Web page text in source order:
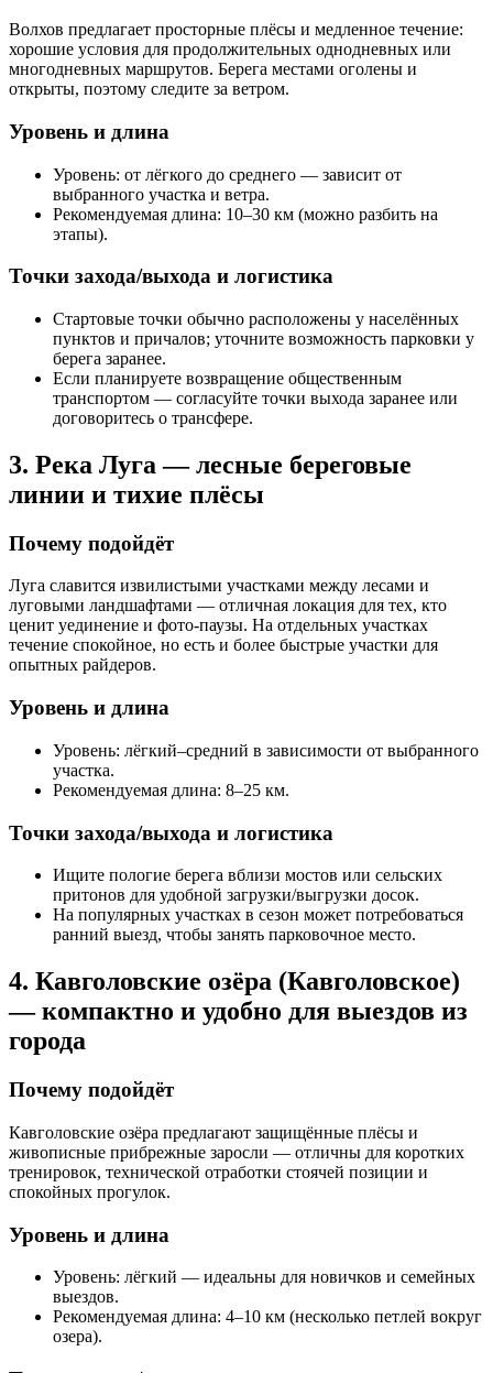
Волхов предлагает просторные плёсы и медленное течение:
хорошие условия для продолжительных однодневных или
многодневных маршрутов. Берега местами оголены и
открыты, поэтому следите за ветром.
Уровень и длина
Уровень: от лёгкого до среднего — зависит от
выбранного участка и ветра.
Рекомендуемая длина: 10–30 км (можно разбить на
этапы).
Точки захода/выхода и логистика
Стартовые точки обычно расположены у населённых
пунктов и причалов; уточните возможность парковки у
берега заранее.
Если планируете возвращение общественным
транспортом — согласуйте точки выхода заранее или
договоритесь о трансфере.
3. Река Луга — лесные береговые
линии и тихие плёсы
Почему подойдёт
Луга славится извилистыми участками между лесами и
луговыми ландшафтами — отличная локация для тех, кто
ценит уединение и фото-паузы. На отдельных участках
течение спокойное, но есть и более быстрые участки для
опытных райдеров.
Уровень и длина
Уровень: лёгкий–средний в зависимости от выбранного
участка.
Рекомендуемая длина: 8–25 км.
Точки захода/выхода и логистика
Ищите пологие берега вблизи мостов или сельских
притонов для удобной загрузки/выгрузки досок.
На популярных участках в сезон может потребоваться
ранний выезд, чтобы занять парковочное место.
4. Кавголовские озёра (Кавголовское)
— компактно и удобно для выездов из
города
Почему подойдёт
Кавголовские озёра предлагают защищённые плёсы и
живописные прибрежные заросли — отличны для коротких
тренировок, технической отработки стоячей позиции и
спокойных прогулок.
Уровень и длина
Уровень: лёгкий — идеальны для новичков и семейных
выездов.
Рекомендуемая длина: 4–10 км (несколько петлей вокруг
озера).